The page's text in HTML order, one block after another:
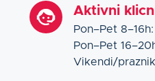
Aktivni
Pon–Pet
Pon–Pet
Vikendi/